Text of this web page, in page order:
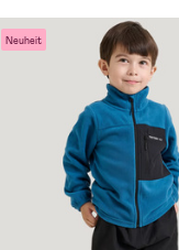
Neuheit